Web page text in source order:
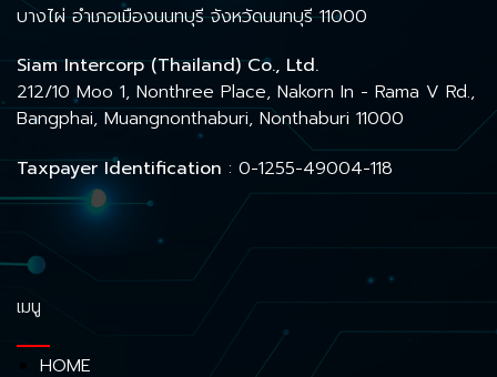
บางไผ่ อำเภอเมืองนนทบุรี จังหวัดนนทบุรี 11000
Siam Intercorp (Thailand) Co., Ltd.
212/10 Moo 1, Nonthree Place, Nakorn In - Rama V Rd.,
Bangphai, Muangnonthaburi, Nonthaburi 11000
Taxpayer Identification : 0-1255-49004-118
เมนู
HOME